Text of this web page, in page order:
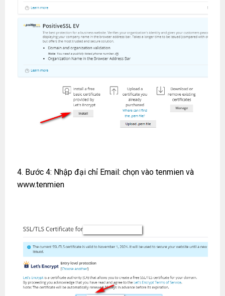
4. Bước 4: Nhập đại chỉ Email: chọn vào tenmien và
www.tenmien